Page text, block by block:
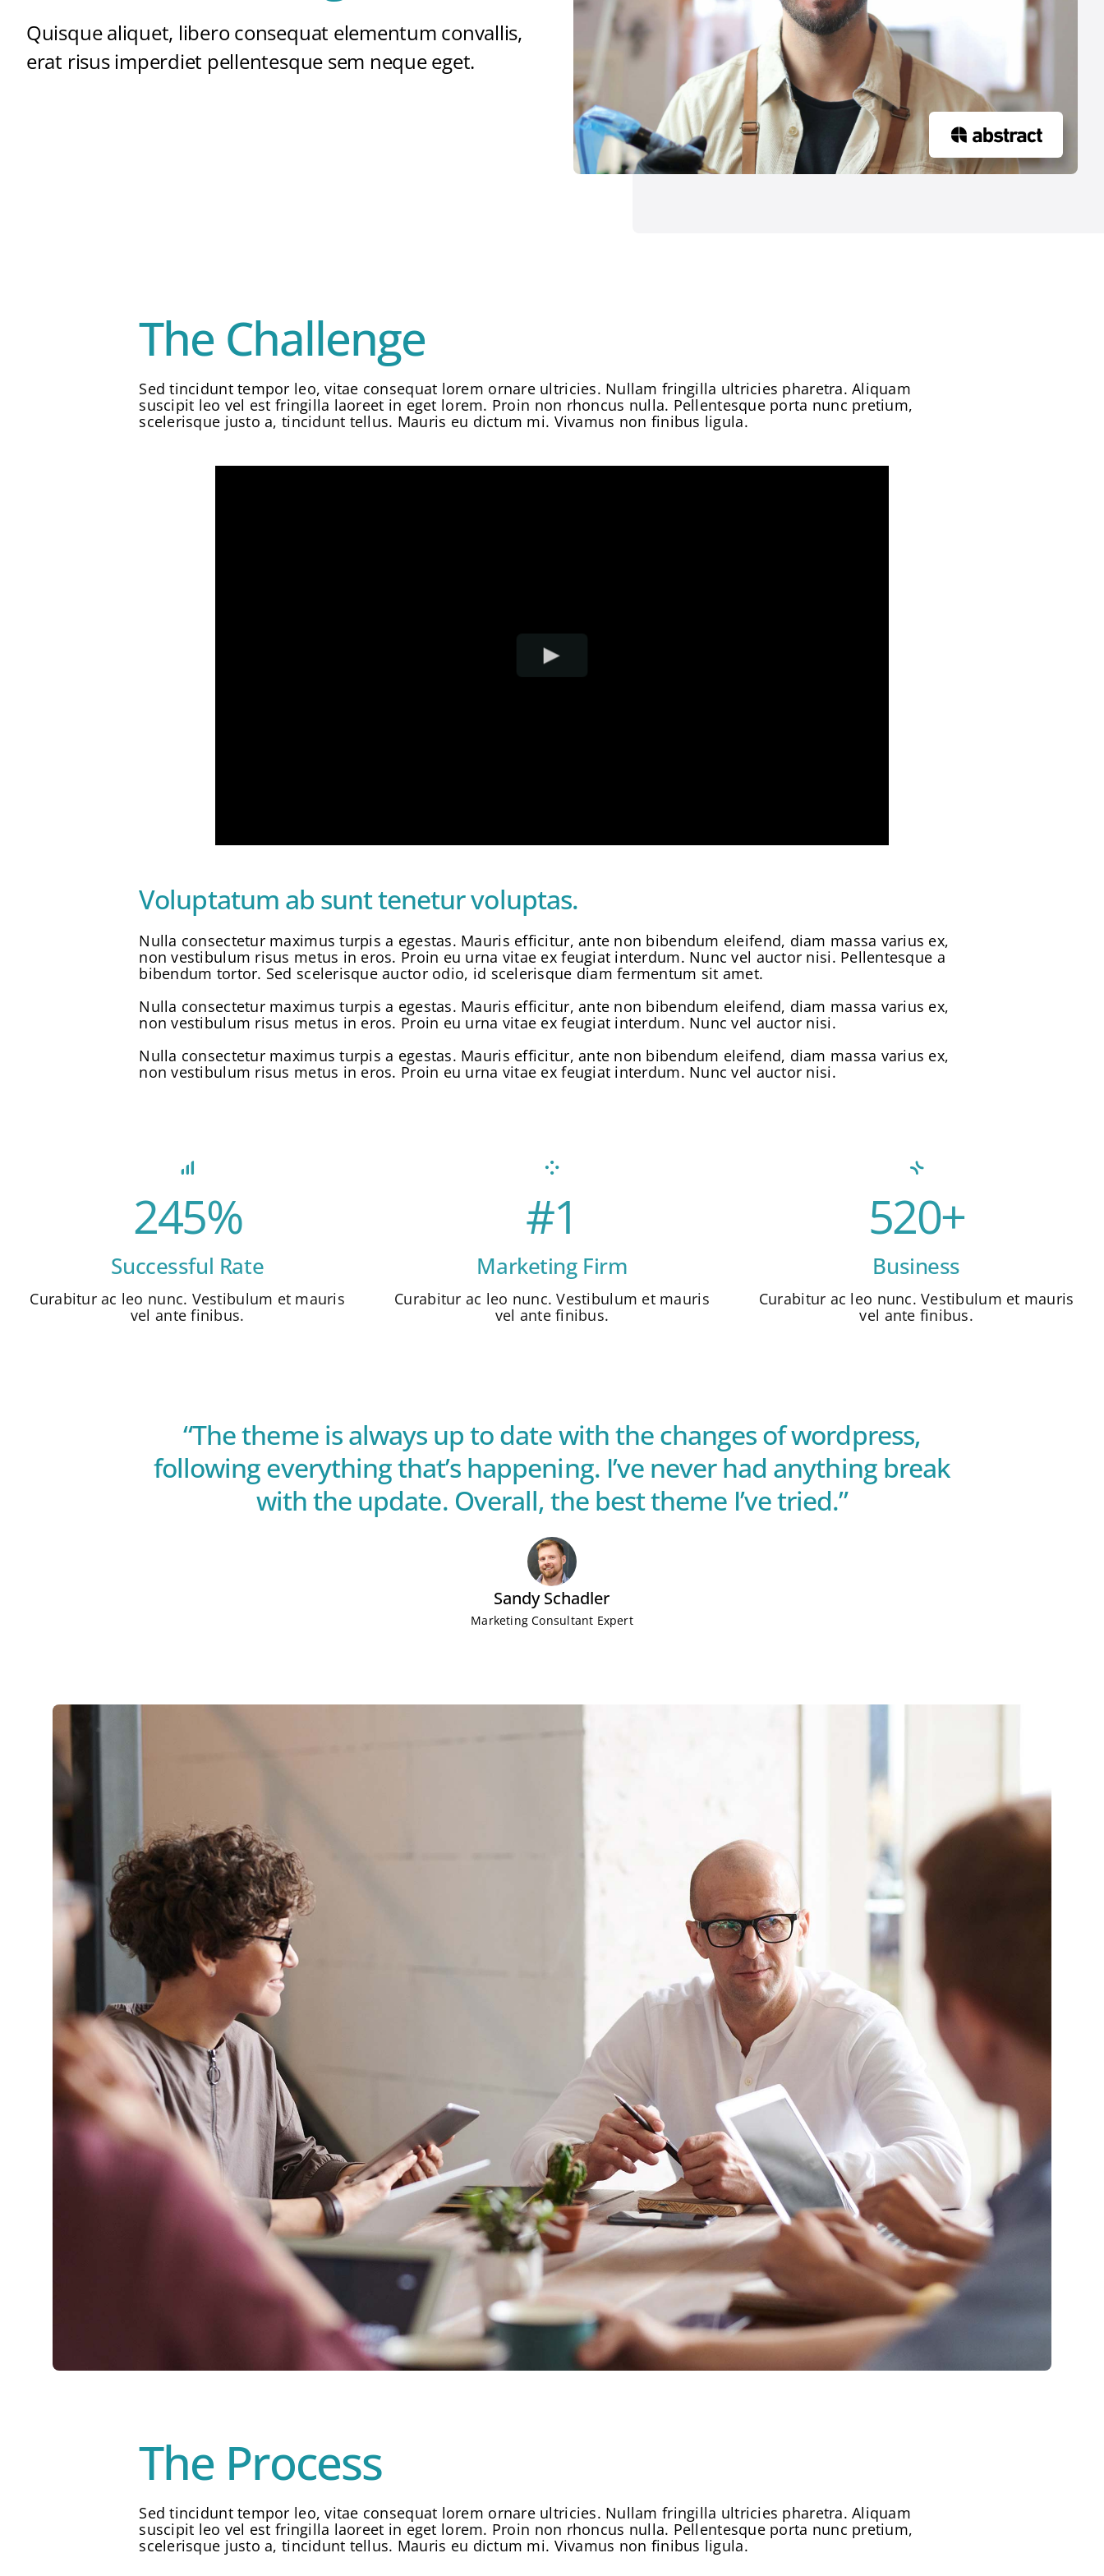
Quisque aliquet, libero consequat elementum convallis,
erat risus imperdiet pellentesque sem neque eget.
The Challenge
Sed tincidunt tempor leo, vitae consequat lorem ornare ultricies. Nullam fringilla ultricies pharetra. Aliquam
suscipit leo vel est fringilla laoreet in eget lorem. Proin non rhoncus nulla. Pellentesque porta nunc pretium,
scelerisque justo a, tincidunt tellus. Mauris eu dictum mi. Vivamus non finibus ligula.
Voluptatum ab sunt tenetur voluptas.
Nulla consectetur maximus turpis a egestas. Mauris efficitur, ante non bibendum eleifend, diam massa varius ex,
non vestibulum risus metus in eros. Proin eu urna vitae ex feugiat interdum. Nunc vel auctor nisi. Pellentesque a
bibendum tortor. Sed scelerisque auctor odio, id scelerisque diam fermentum sit amet.
Nulla consectetur maximus turpis a egestas. Mauris efficitur, ante non bibendum eleifend, diam massa varius ex,
non vestibulum risus metus in eros. Proin eu urna vitae ex feugiat interdum. Nunc vel auctor nisi.
Nulla consectetur maximus turpis a egestas. Mauris efficitur, ante non bibendum eleifend, diam massa varius ex,
non vestibulum risus metus in eros. Proin eu urna vitae ex feugiat interdum. Nunc vel auctor nisi.
245%
Successful Rate
Curabitur ac leo nunc. Vestibulum et mauris
vel ante finibus.
#1
Marketing Firm
Curabitur ac leo nunc. Vestibulum et mauris
vel ante finibus.
520+
Business
Curabitur ac leo nunc. Vestibulum et mauris
vel ante finibus.
“The theme is always up to date with the changes of wordpress,
following everything that’s happening. I’ve never had anything break
with the update. Overall, the best theme I’ve tried.”
Sandy Schadler
Marketing Consultant Expert
The Process
Sed tincidunt tempor leo, vitae consequat lorem ornare ultricies. Nullam fringilla ultricies pharetra. Aliquam
suscipit leo vel est fringilla laoreet in eget lorem. Proin non rhoncus nulla. Pellentesque porta nunc pretium,
scelerisque justo a, tincidunt tellus. Mauris eu dictum mi. Vivamus non finibus ligula.